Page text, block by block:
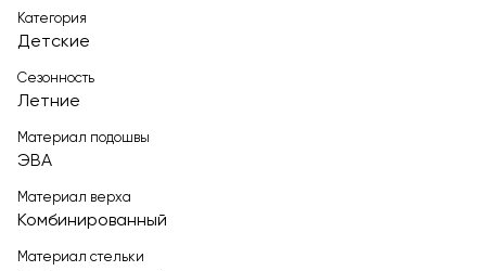
Категория
Детские
Сезонность
Летние
Материал подошвы
ЭВА
Материал верха
Комбинированный
Материал стельки